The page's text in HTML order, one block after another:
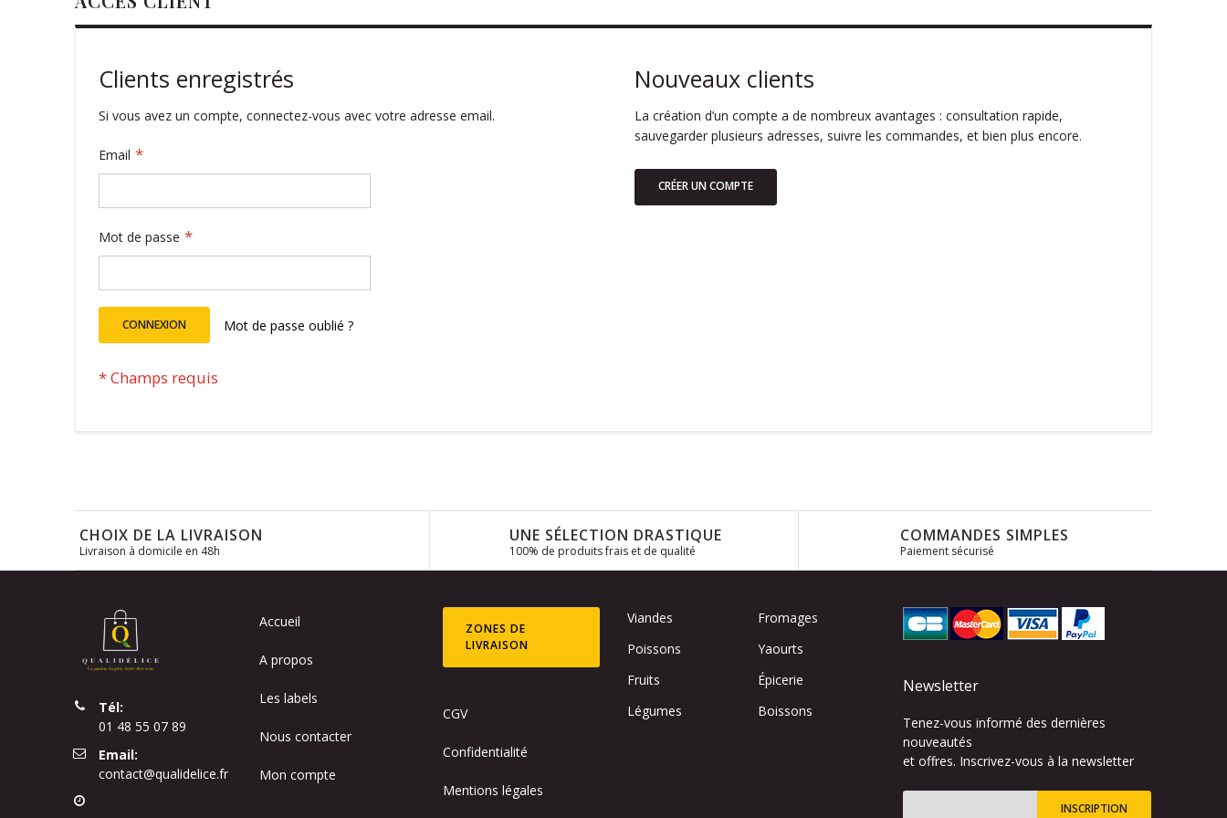
Clients enregistrés
Si vous avez un compte, connectez-vous avec votre adresse email.
Email
Mot de passe
CONNEXION Mot de passe oublié ?
Nouveaux clients
La création d’un compte a de nombreux avantages : consultation rapide,
sauvegarder plusieurs adresses, suivre les commandes, et bien plus encore.
CRÉER UN COMPTE
CHOIX DE LA LIVRAISON
Livraison à domicile en 48h
UNE SÉLECTION DRASTIQUE
100% de produits frais et de qualité
COMMANDES SIMPLES
Paiement sécurisé
Tél:
01 48 55 07 89
Email:
contact@qualidelice.fr
Accueil
A propos
Les labels
Nous contacter
Mon compte
ZONES DE
LIVRAISON
CGV
Confidentialité
Mentions légales
Viandes
Poissons
Fruits
Légumes
Fromages
Yaourts
Épicerie
Boissons
Newsletter
Tenez-vous informé des dernières
nouveautés
et offres. Inscrivez-vous à la newsletter
INSCRIPTION